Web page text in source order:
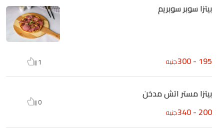
بيتزا سوبر سوبريم
195 - 300 جنيه 1
بيتزا مستر اتش مدخن
200 - 340
جنيه
0